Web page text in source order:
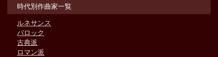
時代別作曲家一覧
ルネサンス
バロック
古典派
ロマン派